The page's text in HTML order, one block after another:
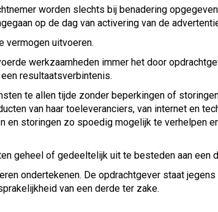
worden slechts bij benadering
op de dag van activering van de
vermogen uitvoeren.
werkzaamheden immer het door
resultaatsverbintenis.
te allen tijde zonder beperkingen of
van haar toeleveranciers, van internet en
en storingen zo spoedig mogelijk te verhelpen
geheel of gedeeltelijk uit te besteden aan een
ondertekenen. De opdrachtgever staat
van een derde ter zake.